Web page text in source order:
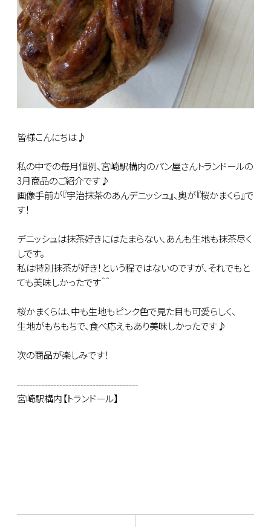
皆様こんにちは♪
私の中での毎月恒例、宮崎駅構内のパン屋さんトランドールの
3月商品のご紹介です♪
画像手前が『宇治抹茶のあんデニッシュ』、奥が『桜かまくら』で
す！
デニッシュは抹茶好きにはたまらない、あんも生地も抹茶尽く
しです。
私は特別抹茶が好き！という程ではないのですが、それでもと
ても美味しかったです＾＾
桜かまくらは、中も生地もピンク色で見た目も可愛らしく、
生地がもちもちで、食べ応えもあり美味しかったです♪
次の商品が楽しみです！
----------------------------------------
宮崎駅構内【トランドール】